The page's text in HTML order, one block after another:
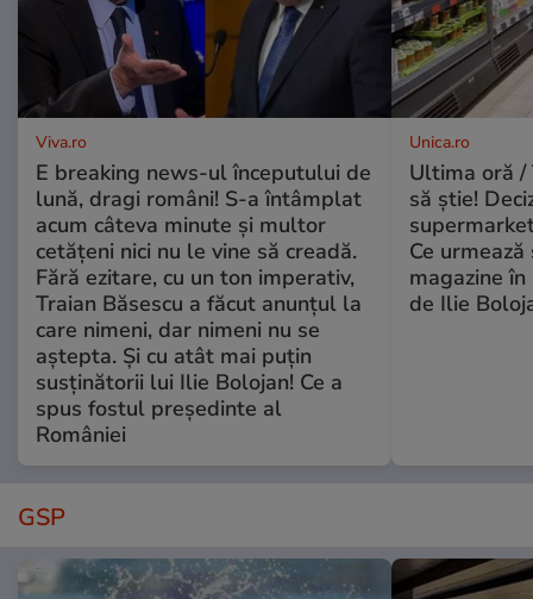
Viva.ro
E breaking news-ul începutului de
lună, dragi români! S-a întâmplat
acum câteva minute și multor
cetățeni nici nu le vine să creadă.
Fără ezitare, cu un ton imperativ,
Traian Băsescu a făcut anunțul la
care nimeni, dar nimeni nu se
aștepta. Și cu atât mai puțin
susținătorii lui Ilie Bolojan! Ce a
spus fostul președinte al
României
Unica.ro
Ultima oră /
să știe!
Ce
magazine
de Ilie
GSP